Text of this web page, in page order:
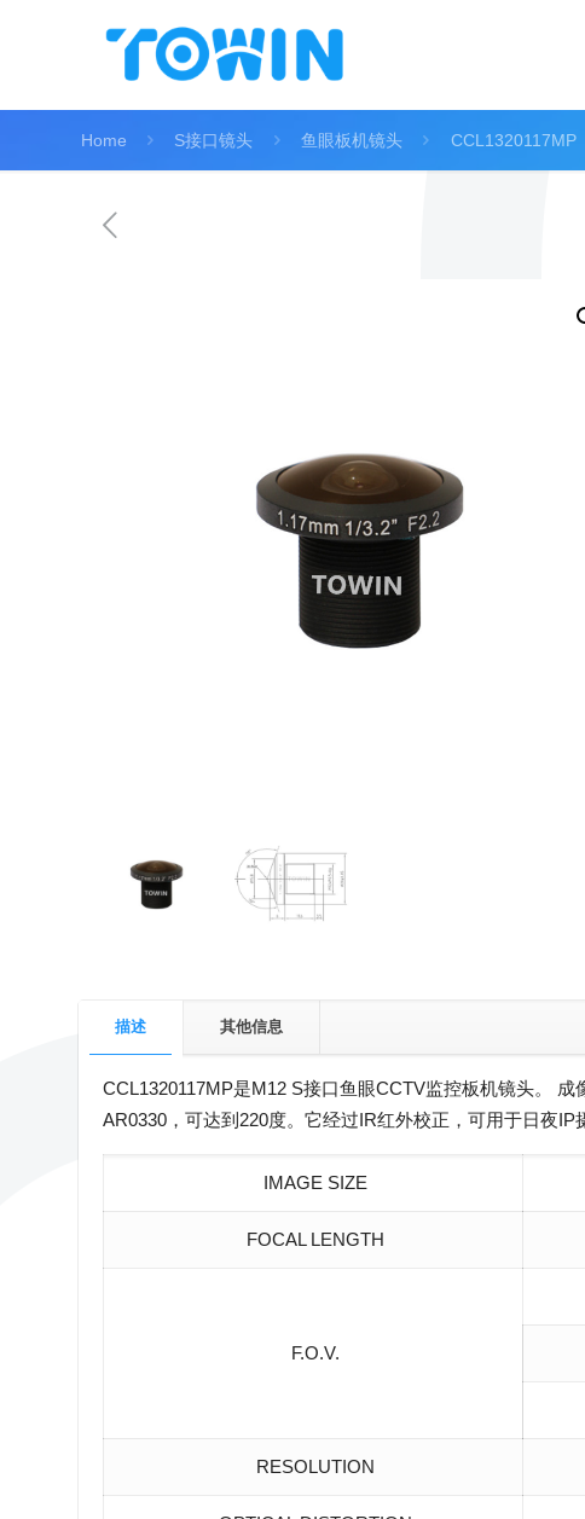
Home S接口镜头 鱼眼板机镜头 CCL1320117MP
描述 其他信息
CCL1320117MP是M12 S接口鱼眼CCTV监控板机镜头。
AR0330，可达到220度。它经过IR红外校正，可用于日夜IP
IMAGE SIZE
FOCAL LENGTH
F.O.V.
RESOLUTION